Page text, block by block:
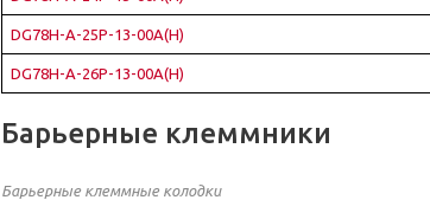
DG78H-A-25P-13-00A(H)
DG78H-A-26P-13-00A(H)
Барьерные клеммники
Барьерные клеммные колодки